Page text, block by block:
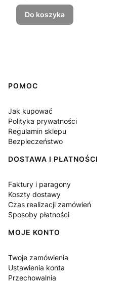
Do koszyka
Linki w stopce
POMOC
Jak kupować
Polityka prywatności
Regulamin sklepu
Bezpieczeństwo
DOSTAWA I PŁATNOŚCI
Faktury i paragony
Koszty dostawy
Czas realizacji zamówień
Sposoby płatności
MOJE KONTO
Twoje zamówienia
Ustawienia konta
Przechowalnia